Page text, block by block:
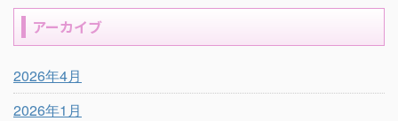
アーカイブ
2026年4月
2026年1月